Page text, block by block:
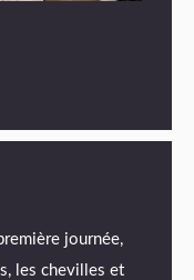
journée,
les chevilles et